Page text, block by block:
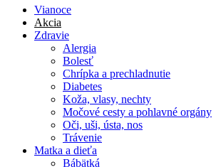
Vianoce
Akcia
Zdravie
Alergia
Bolesť
Chrípka a prechladnutie
Diabetes
Koža, vlasy, nechty
Močové cesty a pohlavné orgány
Oči, uši, ústa, nos
Trávenie
Matka a dieťa
Bábätká